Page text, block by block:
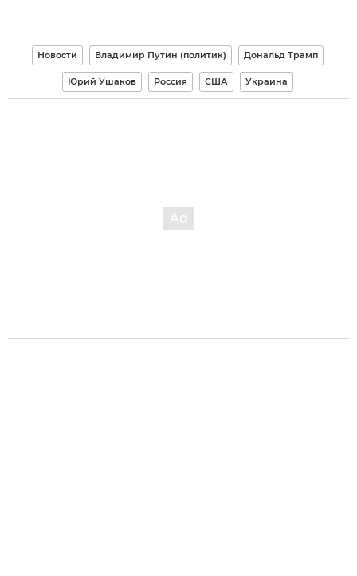
Новости Владимир Путин (политик) Дональд Трамп
Юрий Ушаков Россия США Украина